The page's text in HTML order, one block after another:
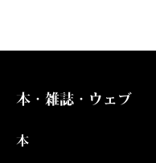
本・雑誌・ウェブ
本